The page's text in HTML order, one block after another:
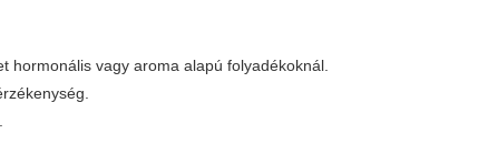
hormonális vagy aroma alapú folyadékoknál.